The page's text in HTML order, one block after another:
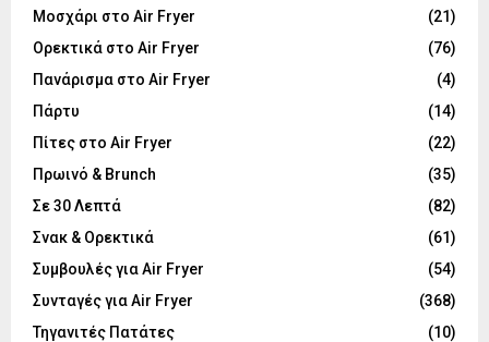
Μοσχάρι στο Air Fryer
(21)
Ορεκτικά στο Air Fryer
(76)
Πανάρισμα στο Air Fryer
(4)
Πάρτυ
(14)
Πίτες στο Air Fryer
(22)
Πρωινό & Brunch
(35)
Σε 30 Λεπτά
(82)
Σνακ & Ορεκτικά
(61)
Συμβουλές για Air Fryer
(54)
Συνταγές για Air Fryer
(368)
Τηγανιτές Πατάτες
(10)